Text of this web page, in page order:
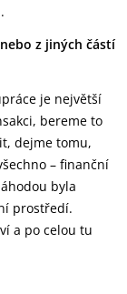
z jiných částí
je největší
bereme to
dejme tomu,
– finanční
byla
prostředí.
a po celou tu